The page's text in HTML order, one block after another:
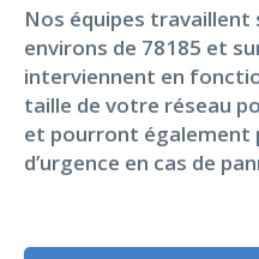
Nos équipes travaillent
environs de 78185 et
interviennent en
taille de votre réseau
et pourront également
d’urgence en cas de